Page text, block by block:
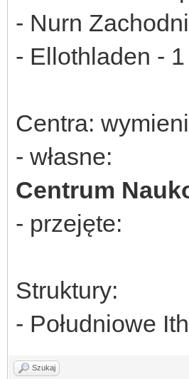
- Nurn
- Ellothladen -
Centra:
- własne:
Centrum
- przejęte:
Struktury:
- Południowe
Szukaj